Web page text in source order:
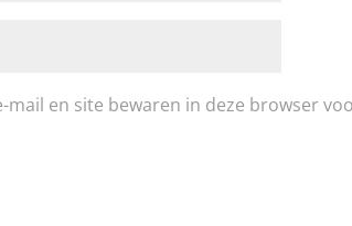
mail en site bewaren in deze browser